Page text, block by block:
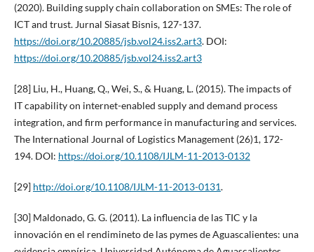
(2020). Building supply chain collaboration on SMEs: The role of
ICT and trust. Jurnal Siasat Bisnis, 127-137.
https://doi.org/10.20885/jsb.vol24.iss2.art3. DOI:
https://doi.org/10.20885/jsb.vol24.iss2.art3
[28] Liu, H., Huang, Q., Wei, S., & Huang, L. (2015). The impacts of
IT capability on internet-enabled supply and demand process
integration, and firm performance in manufacturing and services.
The International Journal of Logistics Management (26)1, 172-
194. DOI: https://doi.org/10.1108/IJLM-11-2013-0132
[29] http://doi.org/10.1108/IJLM-11-2013-0131.
[30] Maldonado, G. G. (2011). La influencia de las TIC y la
innovación en el rendimineto de las pymes de Aguascalientes: una